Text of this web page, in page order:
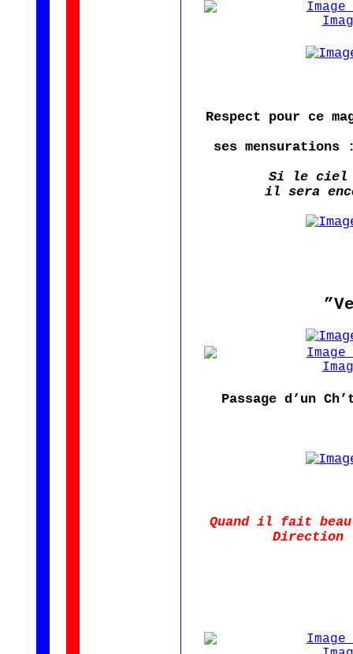
Respect pour ce
ses
Si le ciel
il sera
Passage d’un
Quand il fait
Direction